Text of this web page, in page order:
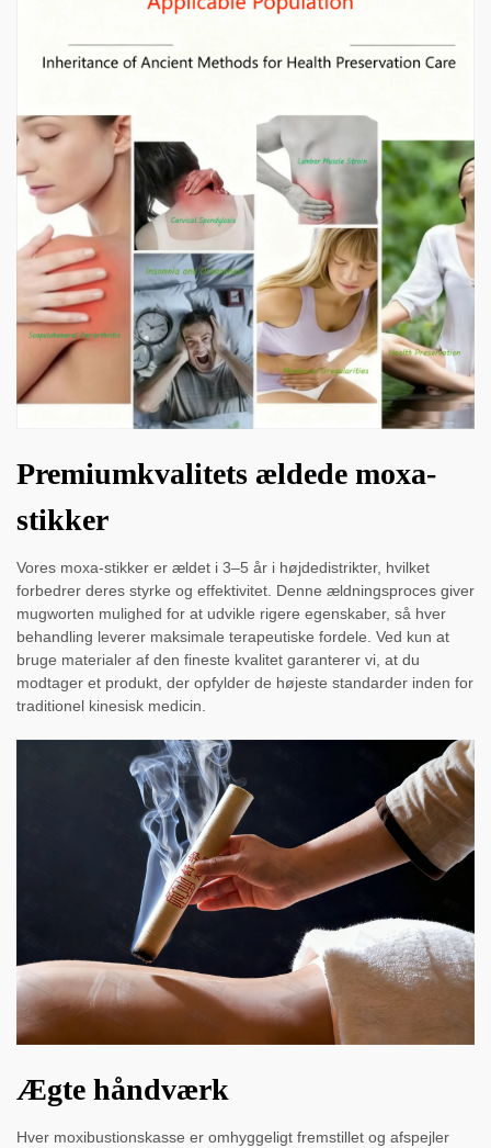
Premiumkvalitets ældede moxa-
stikker
Vores moxa-stikker er ældet i 3–5 år i højdedistrikter, hvilket
forbedrer deres styrke og effektivitet. Denne ældningsproces giver
mugworten mulighed for at udvikle rigere egenskaber, så hver
behandling leverer maksimale terapeutiske fordele. Ved kun at
bruge materialer af den fineste kvalitet garanterer vi, at du
modtager et produkt, der opfylder de højeste standarder inden for
traditionel kinesisk medicin.
Ægte håndværk
Hver moxibustionskasse er omhyggeligt fremstillet og afspejler